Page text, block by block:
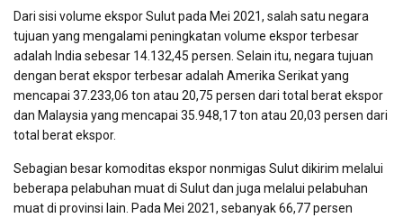
Dari sisi volume ekspor Sulut pada Mei 2021, salah satu negara
tujuan yang mengalami peningkatan volume ekspor terbesar
adalah India sebesar 14.132,45 persen. Selain itu, negara tujuan
dengan berat ekspor terbesar adalah Amerika Serikat yang
mencapai 37.233,06 ton atau 20,75 persen dari total berat ekspor
dan Malaysia yang mencapai 35.948,17 ton atau 20,03 persen dari
total berat ekspor.
Sebagian besar komoditas ekspor nonmigas Sulut dikirim melalui
beberapa pelabuhan muat di Sulut dan juga melalui pelabuhan
muat di provinsi lain. Pada Mei 2021, sebanyak 66,77 persen